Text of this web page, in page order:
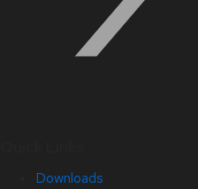
Downloads